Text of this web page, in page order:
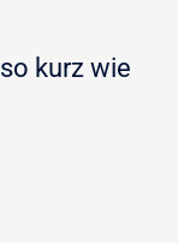
kurz wie